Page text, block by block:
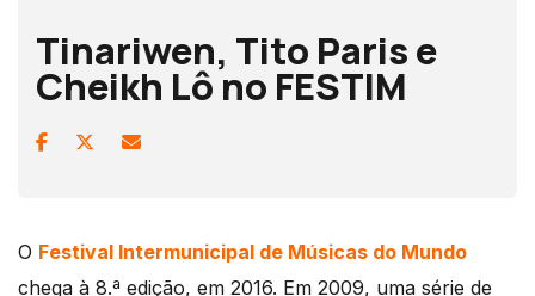
Tinariwen, Tito Paris e
Cheikh Lô no FESTIM
O Festival Intermunicipal de Músicas do Mundo
chega à 8.ª edição, em 2016. Em 2009, uma série de